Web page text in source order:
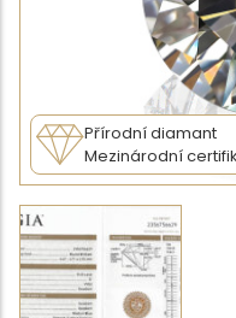
Přírodní diamant
Mezinárodní